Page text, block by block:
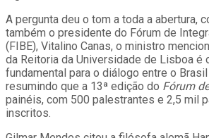
A pergunta deu o tom a toda a abertura,
também o presidente do Fórum de
(FIBE), Vitalino Canas, o ministro
da Reitoria da Universidade de Lisboa é
fundamental para o diálogo entre o Brasil
resumindo que a 13ª edição do Fórum
painéis, com 500 palestrantes e 2,5 mil
inscritos.